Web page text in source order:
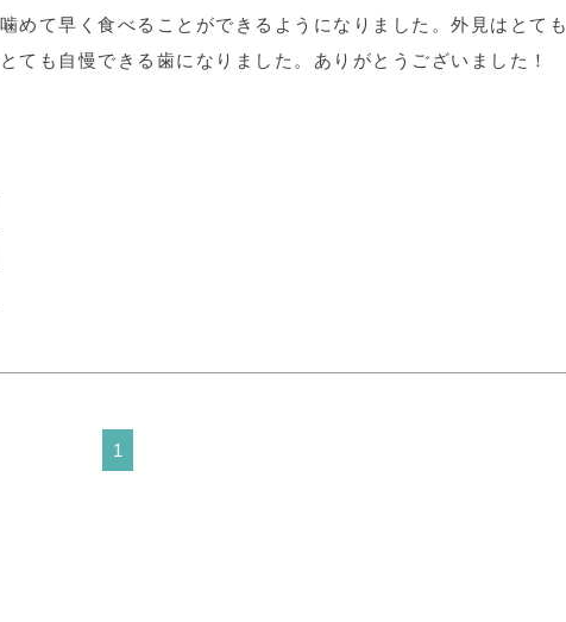
めて早く食べることができるようになりました。外見はとても
ても自慢できる歯になりました。ありがとうございました！
1